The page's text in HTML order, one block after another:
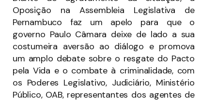
Oposição na Assembleia Legislativa de
Pernambuco faz um apelo para que o
governo Paulo Câmara deixe de lado a sua
costumeira aversão ao diálogo e promova
um amplo debate sobre o resgate do Pacto
pela Vida e o combate à criminalidade, com
os Poderes Legislativo, Judiciário, Ministério
Público, OAB, representantes dos agentes de